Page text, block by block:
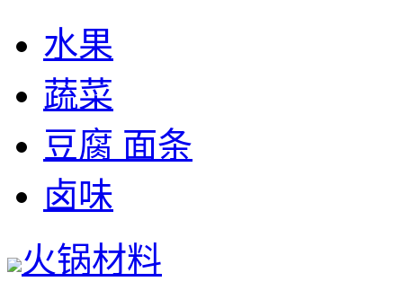
水果
蔬菜
豆腐 面条
卤味
火锅材料